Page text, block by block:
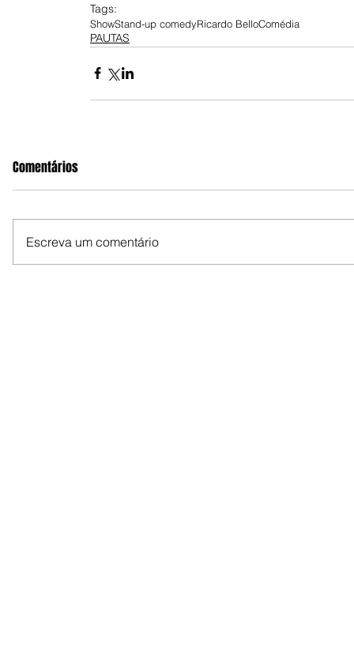
Tags:
ShowStand-up comedyRicardo BelloComédia
PAUTAS
Comentários
Escreva um comentário